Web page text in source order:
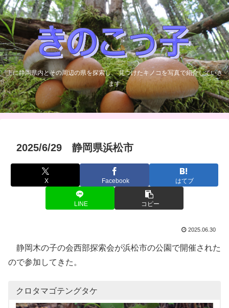
主に静岡県内とその周辺の県を探索し、 見つけたキノコを写真で紹介していき
ます
2025/6/29 静岡県浜松市
X Facebook はてブ
LINE コピー
2025.06.30
静岡木の子の会西部探索会が浜松市の公園で開催された
ので参加してきた。
クロタマゴテングタケ